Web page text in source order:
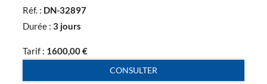
coordination, clients internes et externes, qualité. Les
outils de la gestion industrielle sont un ensemble de
manière à produire au moindre […]
Réf. : DN-32897
Durée : 3 jours
Tarif : 1600,00€
CONSULTER